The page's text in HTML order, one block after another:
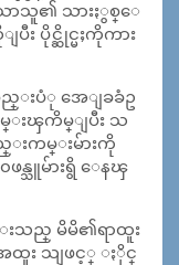
ကိုသာသူ၏ သားႏွစ္ေ
ပိုင္ဆိုင္မႈကိုကား
ည္းပံု အေျခခံဥ
မ္းၾကိမ္ျပီး သ
းကမ္းမ်ားကို
ဖန္သူမ်ားရွိ ေနၾ
းသည္ မိမိ၏ရာထူး
အထူး သျဖင့္ ႏိုင္